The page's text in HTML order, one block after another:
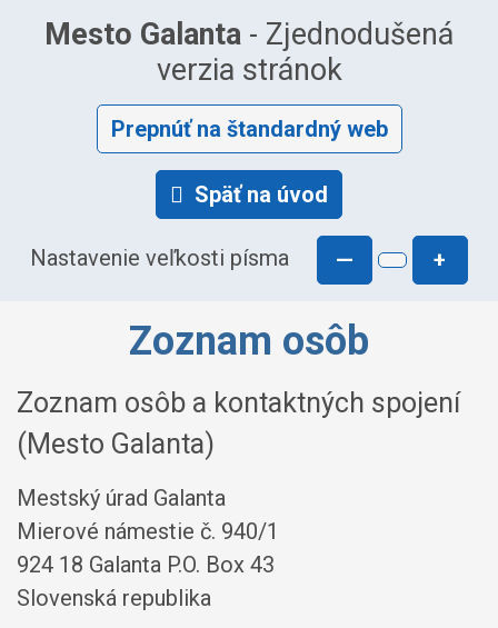
Mesto Galanta - Zjednodušená
verzia stránok
Prepnúť na štandardný web
Späť na úvod
Nastavenie veľkosti písma — +
Zoznam osôb
Zoznam osôb a kontaktných spojení
(Mesto Galanta)
Mestský úrad Galanta
Mierové námestie č. 940/1
924 18 Galanta P.O. Box 43
Slovenská republika